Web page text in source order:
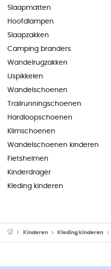
Slaapmatten
Hoofdlampen
Slaapzakken
Camping branders
Wandelrugzakken
IJspikkelen
Wandelschoenen
Trailrunningschoenen
Hardloopschoenen
Klimschoenen
Wandelschoenen kinderen
Fietshelmen
Kinderdrager
Kleding kinderen
Kinderen Kleding kinderen